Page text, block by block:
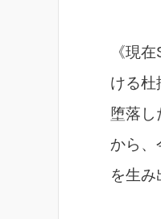
《現
ける杜
堕落し
から、
を生み